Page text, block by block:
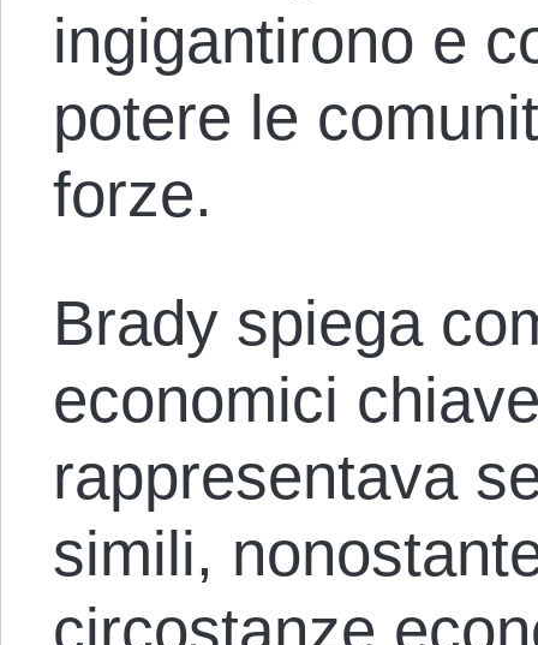
ingigantirono e
potere le
forze.
Brady spiega
economici
rappresentava
simili,
circostanze